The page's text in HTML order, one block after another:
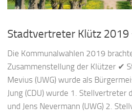
Stadtvertreter Klütz 2019
Die Kommunalwahlen 2019
Zusammenstellung der Klützer ✔
Mevius (UWG) wurde als
Jung (CDU) wurde 1. Stellvertreter
und Jens Nevermann (UWG) 2.